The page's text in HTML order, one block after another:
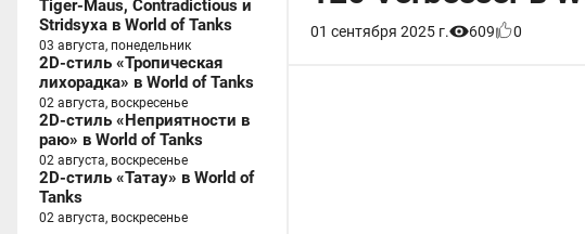
Tiger-Maus, Contradictious и
Stridsyxa в World of Tanks
03 августа, понедельник
2D-стиль «Тропическая
лихорадка» в World of Tanks
02 августа, воскресенье
2D-стиль «Неприятности в
раю» в World of Tanks
02 августа, воскресенье
2D-стиль «Татау» в World of
Tanks
02 августа, воскресенье
01 сентября 2025 г. 609 0